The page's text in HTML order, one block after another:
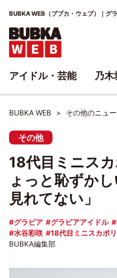
BUBKA WEB（ブブカ・ウェブ）｜グ
BUBKA WEB その他のニュ
その他
18代目ミニス
ょっと恥ずか
見れてない」
グラビア グラビアアイドル
水谷彩咲
18代目ミニスカポ
BUBKA編集部
アイドル・芸能 乃